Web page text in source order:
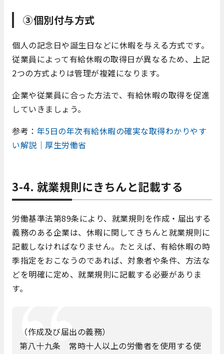
③個別付与方式
個人の記念日や誕生日などに休暇を与える方式です。
従業員によって有給休暇の取得日が異なるため、上記
2つの方式よりは管理が複雑になります。
企業や従業員に合った方法で、有給休暇の取得を促進
していきましょう。
参考： 年5日の年次有給休暇の確実な取得わかりやす
い解説｜厚生労働省
3-4. 就業規則にきちんと記載する
労働基準法第89条により、就業規則を作成・届出する
義務のある企業は、休暇に関してきちんと就業規則に
記載しなければなりません。たとえば、有給休暇の時
季指定をおこなうのであれば、対象者や条件、方法な
どを明確に定め、就業規則に記載する必要がありま
す。
（作成及び届出の義務）
第八十九条 常時十人以上の労働者を使用する使